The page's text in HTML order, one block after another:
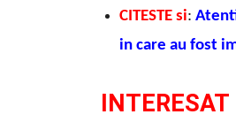
CITESTE si:
in care au fost